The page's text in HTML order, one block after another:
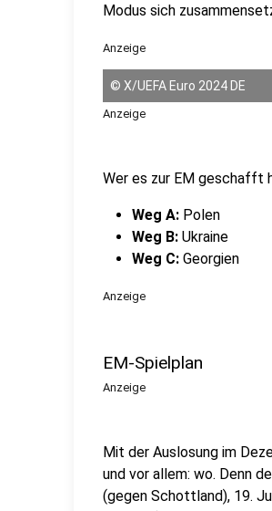
Modus sich
Anzeige
© X/UEFA Euro 2024 DE
Anzeige
Wer es zur EM geschafft
Weg A: Polen
Weg B: Ukraine
Weg C: Georgien
Anzeige
EM-Spielplan
Anzeige
Mit der Auslosung im
und vor allem: wo. Denn
(gegen Schottland), 19.